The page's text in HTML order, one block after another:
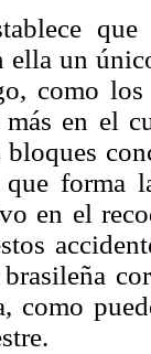
un
como
más en el
bloques
forma
en el
como